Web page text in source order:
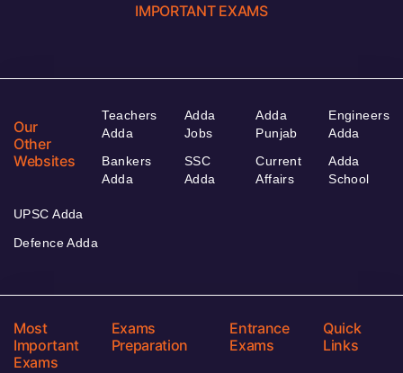
IMPORTANT EXAMS
Our
Other
Websites
Teachers
Adda
Bankers
Adda
Adda
Jobs
SSC
Adda
Adda
Punjab
Current
Affairs
Engineers
Adda
Adda
School
UPSC Adda
Defence Adda
Most
Important
Exams
Exams
Preparation
Entrance
Exams
Quick
Links